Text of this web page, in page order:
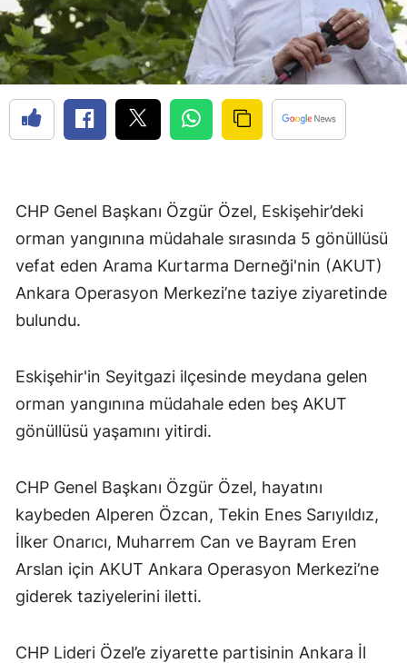
CHP Genel Başkanı Özgür Özel, Eskişehir’deki
orman yangınına müdahale sırasında 5 gönüllüsü
vefat eden Arama Kurtarma Derneği'nin (AKUT)
Ankara Operasyon Merkezi’ne taziye ziyaretinde
bulundu.
Eskişehir'in Seyitgazi ilçesinde meydana gelen
orman yangınına müdahale eden beş AKUT
gönüllüsü yaşamını yitirdi.
CHP Genel Başkanı Özgür Özel, hayatını
kaybeden Alperen Özcan, Tekin Enes Sarıyıldız,
İlker Onarıcı, Muharrem Can ve Bayram Eren
Arslan için AKUT Ankara Operasyon Merkezi’ne
giderek taziyelerini iletti.
CHP Lideri Özel’e ziyarette partisinin Ankara İl